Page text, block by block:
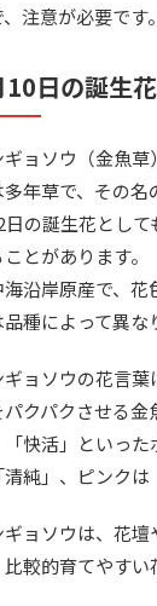
注意が必要です。
10日の誕生
ギョソウ（金魚
多年草で、その名
日の誕生花とし
とがあります。
海沿岸原産で、
品種によって異な
ギョソウの花言葉
パクパクさせる
快活」といった
清純」、ピンクは
ギョソウは、花
較的育てやすい